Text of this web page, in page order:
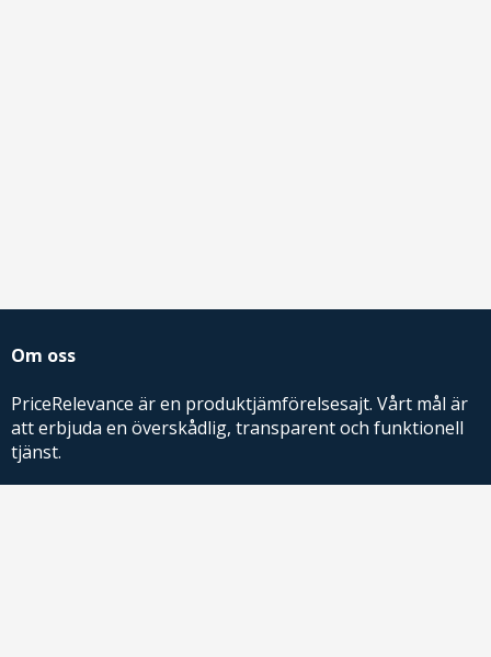
Om oss
PriceRelevance är en produktjämförelsesajt. Vårt mål är
att erbjuda en överskådlig, transparent och funktionell
tjänst.
PriceRelevance ägs och drivs av AdRelevance Sverige AB.